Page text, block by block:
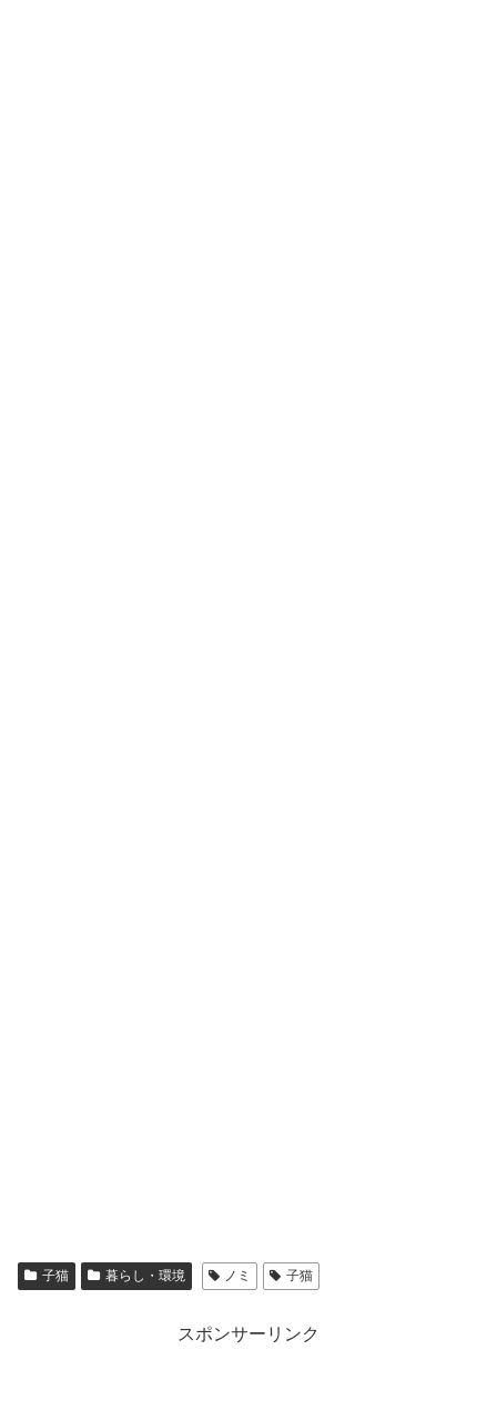
子猫 暮らし・環境 ノミ 子猫
スポンサーリンク